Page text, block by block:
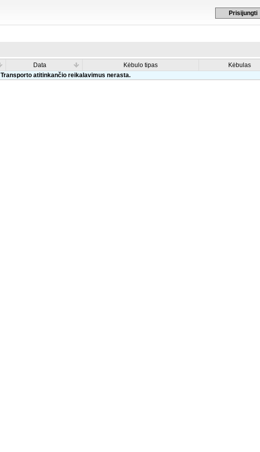
Prisijungti
Data Kėbulo tipas Kėbulas
Transporto atitinkančio reikalavimus nerasta.